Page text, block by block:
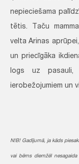
nepieciešama
tētis. Taču
velta Arinas
un priecīgāka
logs uz
ierobežojumiem un
N!B! Gadījumā, ja kāds
vai bērns diemžēl